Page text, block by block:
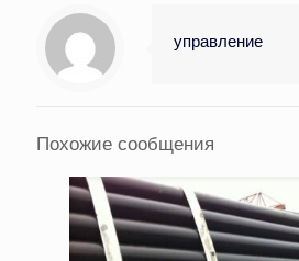
управление
Похожие сообщения